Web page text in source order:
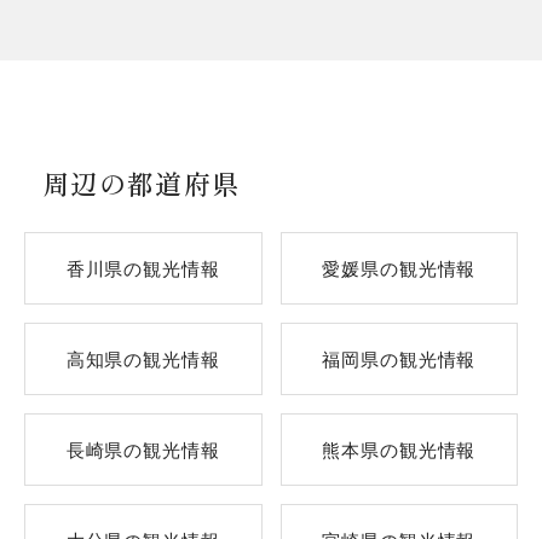
周辺の都道府県
香川県の観光情報 愛媛県の観光情報
高知県の観光情報 福岡県の観光情報
長崎県の観光情報 熊本県の観光情報